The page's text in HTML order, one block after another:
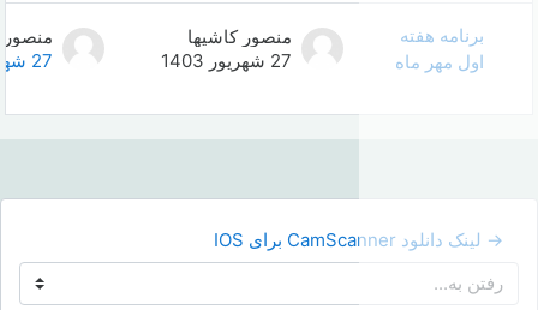
منصور کاشیها
27 شهریور 1403
منصور کاشیها
27 شهریور 1403
0